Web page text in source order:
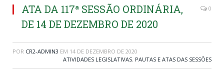
ATA DA 117ª SESSÃO ORDINÁRIA,
DE 14 DE DEZEMBRO DE 2020
0
POR CR2-ADMIN3 EM 14 DE DEZEMBRO DE 2020
ATIVIDADES LEGISLATIVAS, PAUTAS E ATAS DAS SESSÕES